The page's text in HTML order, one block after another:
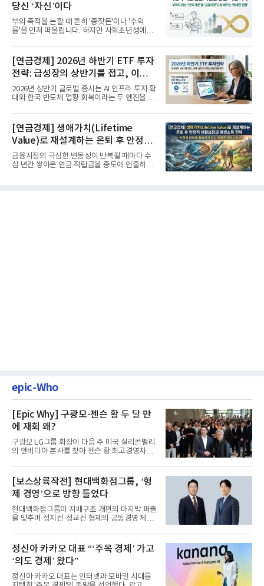
당신 ‘자신’이다
부의 축적을 논할 때 흔히 '종잣돈'이나 '수익
률'을 먼저 떠올립니다. 하지만 사회초년생에게
[연금경제] 2026년 하반기 ETF 투자
전략: 급성장의 상반기를 접고, 이제
'실적'이 가르는 하반기를 맞다
2026년 상반기 글로벌 증시는 AI 인프라 투자 확
대와 한국 반도체 업황 회복이라는 두 엔진을 달
[연금경제] 생애가치(Lifetime
Value)로 재설계하는 은퇴 후 안정적
생활보장과 평생소득 전략
금융시장의 극심한 변동성이 반복될 때마다 수
십 년간 쌓아온 연금 적립금을 중도에 인출하거
epic-Who
[Epic Why] 구광모-젠슨 황 두 달 만
에 재회 왜?
구광모 LG그룹 회장이 다음 주 미국 실리콘밸리
의 엔비디아 본사를 찾아 젠슨 황 최고경영자
[보스상륙작전] 현대백화점그룹, ‘형
제 경영’으로 방향 틀었다
현대백화점그룹이 지배구조 개편의 마지막 퍼즐
을 맞추며 정지선·정교선 형제의 공동경영 체제
정신아 카카오 대표 “‘주목 경제’ 가고
‘의도 경제’ 왔다”
정신아 카카오 대표는 인터넷과 모바일 시대를